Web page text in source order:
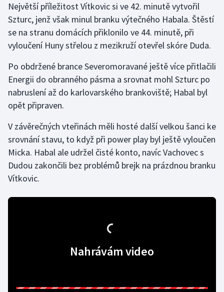
Lyže a snowboard
Moderní pětiboj
Olympijské hry
Parasport
Plavání
Plážový volejbal
Ragby
Největší příležitost Vítkovic si ve 42. minutě vytvořil
Szturc, jenž však minul branku výtečného Habala. Štěstí
se na stranu domácích přiklonilo ve 44. minutě, při
vyloučení Huny střelou z mezikruží otevřel skóre Duda.
Po obdržené brance Severomoravané ještě více přitlačili
Energii do obranného pásma a srovnat mohl Szturc po
nabruslení až do karlovarského brankoviště; Habal byl
opět připraven.
V závěrečných vteřinách měli hosté další velkou šanci ke
srovnání stavu, to když při power play byl ještě vyloučen
Micka. Habal ale udržel čisté konto, navíc Vachovec s
Dudou zakončili bez problémů brejk na prázdnou branku
Vítkovic.
Nahrávám video